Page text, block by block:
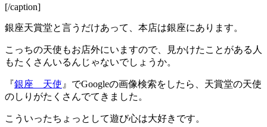
[/caption]
銀座天賞堂と言うだけあって、本店は銀座にあります。
こっちの天使もお店外にいますので、見かけたことがある人
もたくさんいるんじゃないでしょうか。
『銀座 天使 』でGoogleの画像検索をしたら、天賞堂の天使
のしりがたくさんでてきました。
こういったちょっとして遊び心は大好きです。